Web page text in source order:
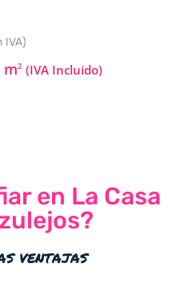
IVA)
m2 (IVA Incluido)
en La Casa
ventajas